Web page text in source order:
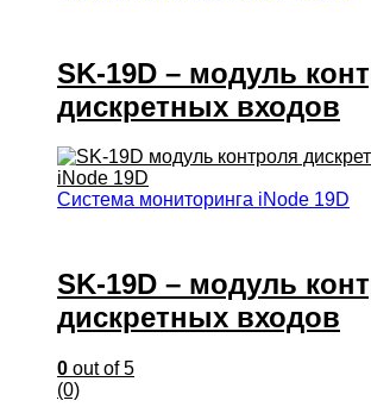
SK-19D – модуль
дискретных входов
Система мониторинга iNode 19D
SK-19D – модуль
дискретных входов
0 out of 5
(0)